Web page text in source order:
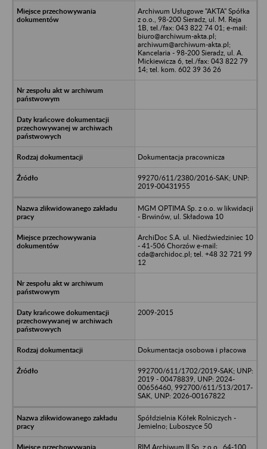
Archiwum Usługowe "AKTA" Spółka
z o.o., 98-200 Sieradz, ul. M. Reja
1B, tel./fax: 043 822 74 01; e-mail:
biuro@archiwum-akta.pl;
archiwum@archiwum-akta.pl;
Kancelaria - 98-200 Sieradz, ul. A.
Mickiewicza 6, tel./fax: 043 822 79
14; tel. kom. 602 39 36 26
Dokumentacja pracownicza
99270/611/2380/2016-SAK; UNP:
2019-00431955
MGM OPTIMA Sp. z o.o. w likwidacji
- Brwinów, ul. Składowa 10
ArchiDoc S.A. ul. Niedźwiedziniec 10
- 41-506 Chorzów e-mail:
cda@archidoc.pl; tel. +48 32 721 99
12
2009-2015
Dokumentacja osobowa i płacowa
992700/611/1702/2019-SAK; UNP:
2019 - 00478839, UNP: 2024-
00656460, 992700/611/513/2017-
SAK, UNP: 2026-00167822
Spółdzielnia Kółek Rolniczych -
Jemielno; Luboszyce 50
RIM Archiwum II Sp. z o.o., 64-100